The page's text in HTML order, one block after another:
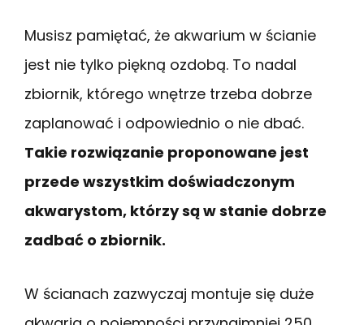
Musisz pamiętać, że akwarium w ścianie
jest nie tylko piękną ozdobą. To nadal
zbiornik, którego wnętrze trzeba dobrze
zaplanować i odpowiednio o nie dbać.
Takie rozwiązanie proponowane jest
przede wszystkim doświadczonym
akwarystom, którzy są w stanie dobrze
zadbać o zbiornik.
W ścianach zazwyczaj montuje się duże